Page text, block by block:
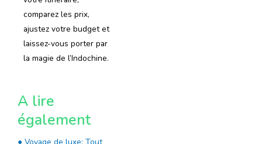
comparez les prix,
ajustez votre budget et
laissez-vous porter par
la magie de l’Indochine.
A lire
également